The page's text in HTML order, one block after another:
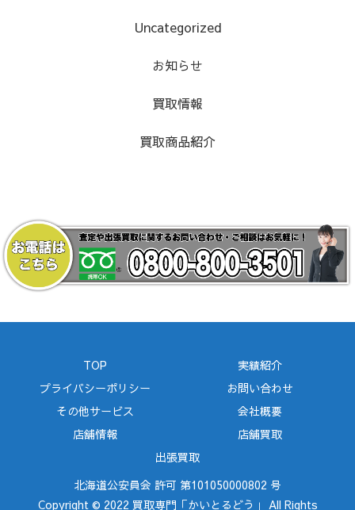
Uncategorized
お知らせ
買取情報
買取商品紹介
TOP
実績紹介
プライバシーポリシー
お問い合わせ
その他サービス
会社概要
店舗情報
店舗買取
出張買取
北海道公安員会 許可 第101050000802 号
Copyright © 2022 買取専門「かいとるどう」 All Rights